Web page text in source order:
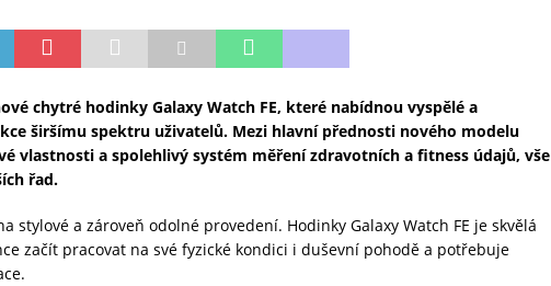
chytré hodinky Galaxy Watch FE, které nabídnou vyspělé a
širšímu spektru uživatelů. Mezi hlavní přednosti nového modelu
vlastnosti a spolehlivý systém měření zdravotních a fitness údajů, vše
řad.
stylové a zároveň odolné provedení. Hodinky Galaxy Watch FE je skvělá
začít pracovat na své fyzické kondici i duševní pohodě a potřebuje